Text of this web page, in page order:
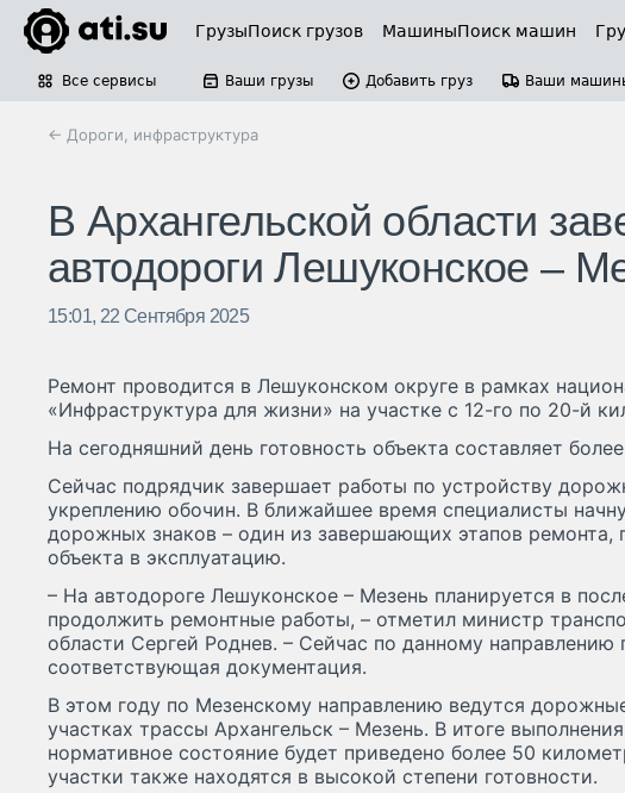
ГрузыПоиск грузов МашиныПоиск машин
Все сервисы Ваши грузы Добавить груз Ваши
← Дороги, инфраструктура
В Архангельской области
автодороги Лешуконское –
15:01, 22 Сентября 2025
Ремонт проводится в Лешуконском округе в рамках
«Инфраструктура для жизни» на участке с 12-го по 20-й
На сегодняшний день готовность объекта составляет
Сейчас подрядчик завершает работы по устройству
укреплению обочин. В ближайшее время специалисты
дорожных знаков – один из завершающих этапов
объекта в эксплуатацию.
– На автодороге Лешуконское – Мезень планируется в
продолжить ремонтные работы, – отметил министр
области Сергей Роднев. – Сейчас по данному направлению
соответствующая документация.
В этом году по Мезенскому направлению ведутся
участках трассы Архангельск – Мезень. В итоге
нормативное состояние будет приведено более 50
участки также находятся в высокой степени готовности.